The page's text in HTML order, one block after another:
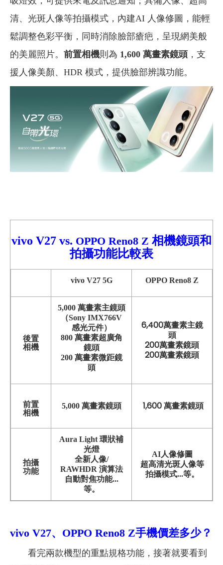
清、光斑人像等拍攝模式，內建AI 人像修圖，能輕
鬆調整色彩平衡，同時消除臉部瘡疤，呈現網美般
的美麗照片。 前置相機則為 1,600 萬畫素鏡頭 ，支
援人像美顏、HDR 模式，提供臉部辨識功能。
vivo V27 vs. OPPO Reno8 Z 相機鏡頭和
拍攝功能比較表
vivo V27 5G OPPO Reno8 Z
後置
相機
5,000 萬畫素主鏡頭
（Sony IMX766V
感光元件）
800 萬畫素超廣角
鏡頭
200 萬畫素微距鏡
頭
6,400萬畫素主鏡
頭
200萬畫素鏡頭
200萬畫素鏡頭
前置
相機
5,000 萬畫素鏡頭 1,600 萬畫素鏡頭
拍攝
功能
Aura Light 環狀補
光燈
全新人像/
RAWHDR 演算法
自動對焦功能...
等。
AI人像修圖
超高清光斑人像等
拍攝模式...等。
vivo V27、OPPO Reno8 Z手機價差多少？
看完兩款機型的重點規格功能，接著就要看到